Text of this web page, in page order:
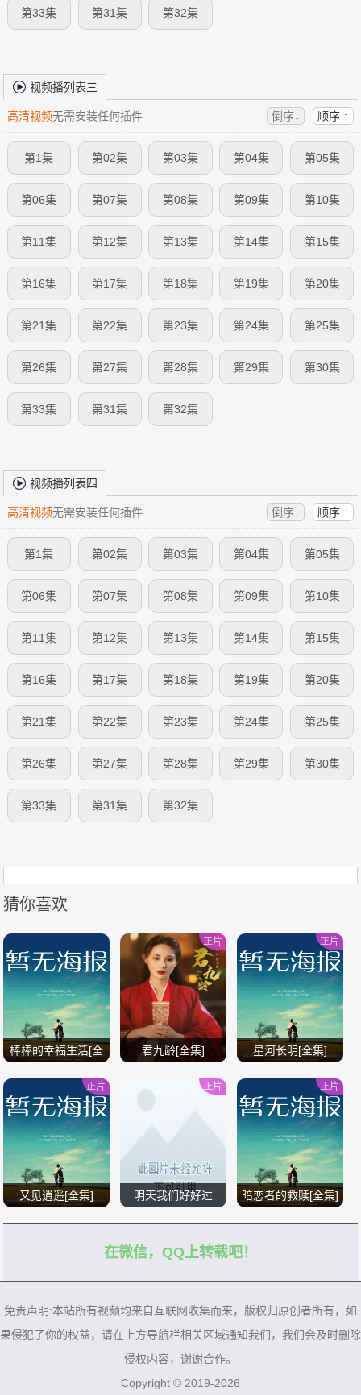
第33集 第31集 第32集
视频播列表三
高清视频无需安装任何插件 倒序↓ 顺序 ↑
第1集 第02集 第03集 第04集 第05集
第06集 第07集 第08集 第09集 第10集
第11集 第12集 第13集 第14集 第15集
第16集 第17集 第18集 第19集 第20集
第21集 第22集 第23集 第24集 第25集
第26集 第27集 第28集 第29集 第30集
第33集 第31集 第32集
视频播列表四
高清视频无需安装任何插件 倒序↓ 顺序 ↑
第1集 第02集 第03集 第04集 第05集
第06集 第07集 第08集 第09集 第10集
第11集 第12集 第13集 第14集 第15集
第16集 第17集 第18集 第19集 第20集
第21集 第22集 第23集 第24集 第25集
第26集 第27集 第28集 第29集 第30集
第33集 第31集 第32集
猜你喜欢
棒棒的幸福生活[全
/
君九龄[全集]
正片
星河长明[全集]
/
正片
又见逍遥[全集]
正片
明天我们好好过
正片
暗恋者的救赎[全集]
正片
在微信，QQ上转载吧！
免责声明:本站所有视频均来自互联网收集而来，版权归原创者所有，如
果侵犯了你的权益，请在上方导航栏相关区域通知我们，我们会及时删除
侵权内容，谢谢合作。
Copyright © 2019-2026